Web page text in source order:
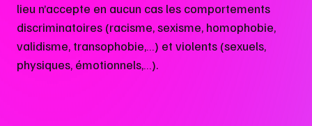
lieu n’accepte en aucun cas les comportements
discriminatoires (racisme, sexisme, homophobie,
validisme, transophobie,…) et violents (sexuels,
physiques, émotionnels,…).